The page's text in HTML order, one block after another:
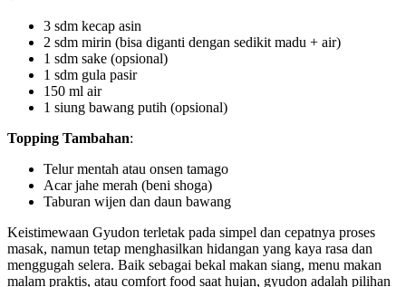
3 sdm kecap asin
2 sdm mirin (bisa diganti dengan sedikit madu + air)
1 sdm sake (opsional)
1 sdm gula pasir
150 ml air
1 siung bawang putih (opsional)
Topping Tambahan:
Telur mentah atau onsen tamago
Acar jahe merah (beni shoga)
Taburan wijen dan daun bawang
Keistimewaan Gyudon terletak pada simpel dan cepatnya proses
masak, namun tetap menghasilkan hidangan yang kaya rasa dan
menggugah selera. Baik sebagai bekal makan siang, menu makan
malam praktis, atau comfort food saat hujan, gyudon adalah pilihan